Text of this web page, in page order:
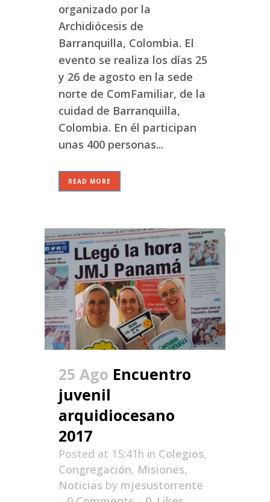
organizado por la
Archidiócesis de
Barranquilla, Colombia. El
evento se realiza los días 25
y 26 de agosto en la sede
norte de ComFamiliar, de la
cuidad de Barranquilla,
Colombia. En él participan
unas 400 personas...
READ MORE
25 Ago Encuentro
juvenil
arquidiocesano
2017
Posted at 15:41h in Colegios,
Congregación, Misiones,
Noticias by mjesustorrente